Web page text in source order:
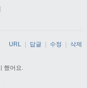
했어요.
URL 답글 수정 삭제